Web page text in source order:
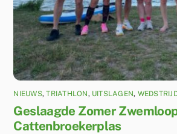
NIEUWS,TRIATHLON, UITSLAGEN,
Geslaagde Zomer
Cattenbroekerplas